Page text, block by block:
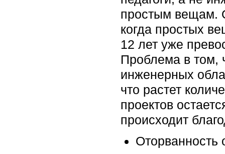
простым вещам.
когда простых
12 лет уже
Проблема в том,
инженерных
что растет
проектов
происходит
Оторванность